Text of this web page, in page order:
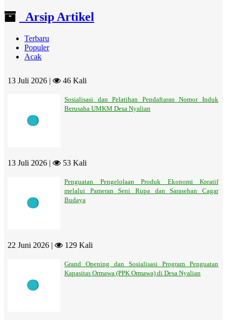
Arsip Artikel
Terbaru
Populer
Acak
13 Juli 2026 | 46 Kali
Sosialisasi dan Pelatihan Pendaftaran Nomor Induk
Berusaha UMKM Desa Nyalian
13 Juli 2026 | 53 Kali
Penguatan Pengelolaan Produk Ekonomi Kreatif
melalui Pameran Seni Rupa dan Sarasehan Cagar
Budaya
22 Juni 2026 | 129 Kali
Grand Opening dan Sosialisasi Program Penguatan
Kapasitas Ormawa (PPK Ormawa) di Desa Nyalian